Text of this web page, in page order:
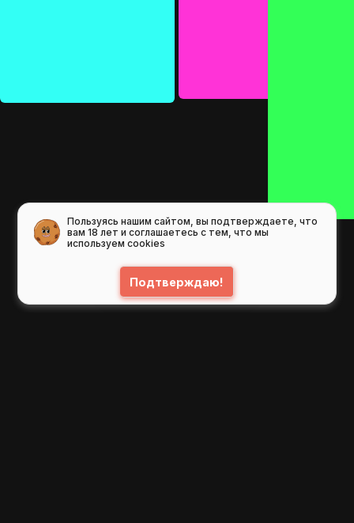
Пользуясь нашим сайтом, вы подтверждаете, что
вам 18 лет и соглашаетесь с тем, что мы
используем cookies
Подтверждаю!